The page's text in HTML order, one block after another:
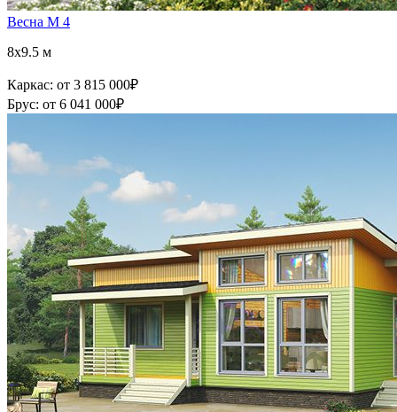
Весна М 4
8x9.5 м
Каркас: от 3 815 000₽
Брус: от 6 041 000₽